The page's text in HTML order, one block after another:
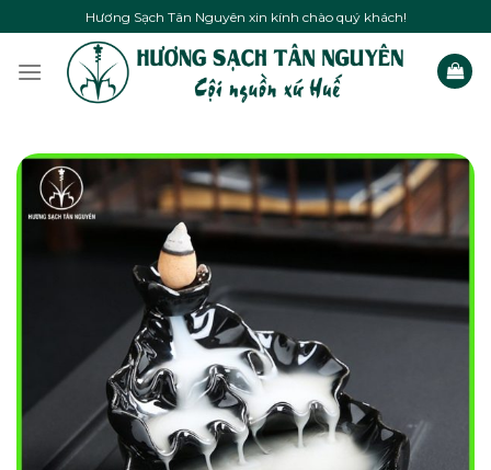
to
content
Hương Sạch Tân Nguyên xin kính chào quý khách!